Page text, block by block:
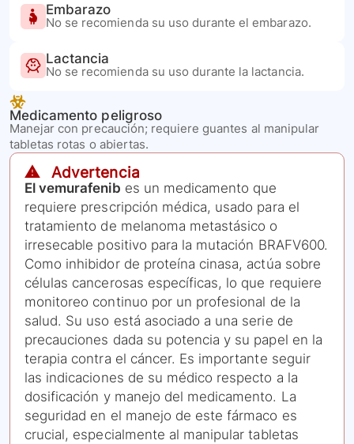
Embarazo
No se recomienda su uso durante el embarazo.
Lactancia
No se recomienda su uso durante la lactancia.
Medicamento peligroso
Manejar con precaución; requiere guantes al manipular
tabletas rotas o abiertas.
⚠️ Advertencia
El vemurafenib es un medicamento que
requiere prescripción médica, usado para el
tratamiento de melanoma metastásico o
irresecable positivo para la mutación BRAFV600.
Como inhibidor de proteína cinasa, actúa sobre
células cancerosas específicas, lo que requiere
monitoreo continuo por un profesional de la
salud. Su uso está asociado a una serie de
precauciones dada su potencia y su papel en la
terapia contra el cáncer. Es importante seguir
las indicaciones de su médico respecto a la
dosificación y manejo del medicamento. La
seguridad en el manejo de este fármaco es
crucial, especialmente al manipular tabletas